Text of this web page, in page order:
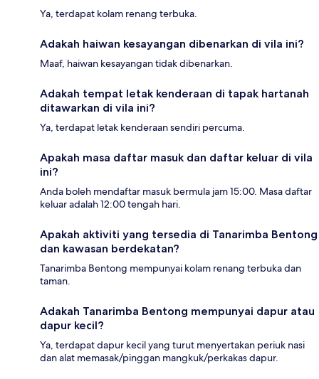
Ya, terdapat kolam renang terbuka.
Adakah haiwan kesayangan dibenarkan di vila ini?
Maaf, haiwan kesayangan tidak dibenarkan.
Adakah tempat letak kenderaan di tapak hartanah
ditawarkan di vila ini?
Ya, terdapat letak kenderaan sendiri percuma.
Apakah masa daftar masuk dan daftar keluar di vila
ini?
Anda boleh mendaftar masuk bermula jam 15:00. Masa daftar
keluar adalah 12:00 tengah hari.
Apakah aktiviti yang tersedia di Tanarimba Bentong
dan kawasan berdekatan?
Tanarimba Bentong mempunyai kolam renang terbuka dan
taman.
Adakah Tanarimba Bentong mempunyai dapur atau
dapur kecil?
Ya, terdapat dapur kecil yang turut menyertakan periuk nasi
dan alat memasak/pinggan mangkuk/perkakas dapur.